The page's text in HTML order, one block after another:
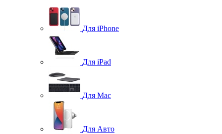
Для iPhone
Для iPad
Для Mac
Для Авто